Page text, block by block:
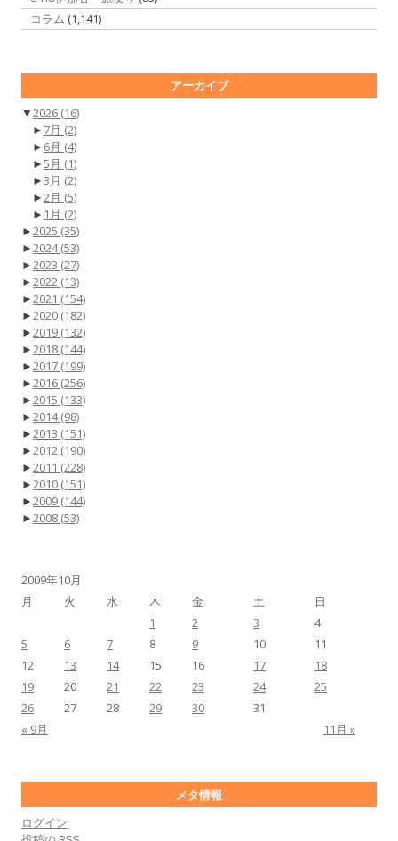
コラム (1,141)
アーカイブ
▼2026 (16)
► 7月 (2)
► 6月 (4)
►5月 (1)
►3月 (2)
►2月 (5)
► 1月 (2)
►2025 (35)
►2024(53)
►2023 (27)
►2022 (13)
►2021 (154)
►2020 (182)
►2019 (132)
►2018 (144)
►2017 (199)
►2016 (256)
►2015 (133)
►2014(98)
►2013 (151)
►2012 (190)
►2011 (228)
►2010 (151)
►2009 (144)
►2008 (53)
2009年10月
月
火 水 木 金 土 日
« 9月 11月 »
1 2 3
4
5
6 7 8 9 10
11
12
13 14 15 16 17
18
19
20 21 22 23 24
25
26
27 28 29 30 31
メタ情報
ログイン